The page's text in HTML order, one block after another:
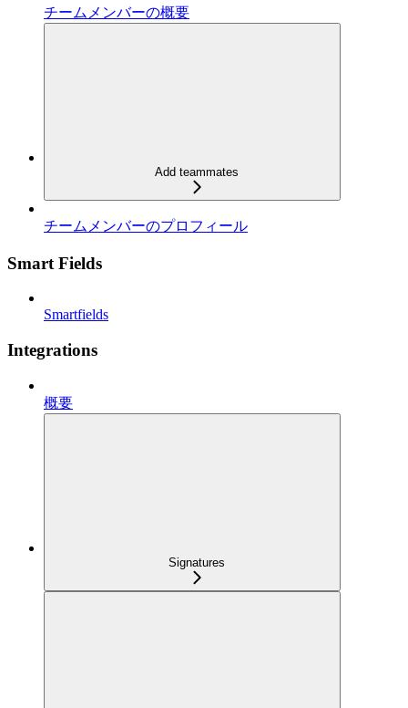
チームメンバーの概要
Add teammates
チームメンバーのプロフィール
Smart Fields
Smartfields
Integrations
概要
Signatures